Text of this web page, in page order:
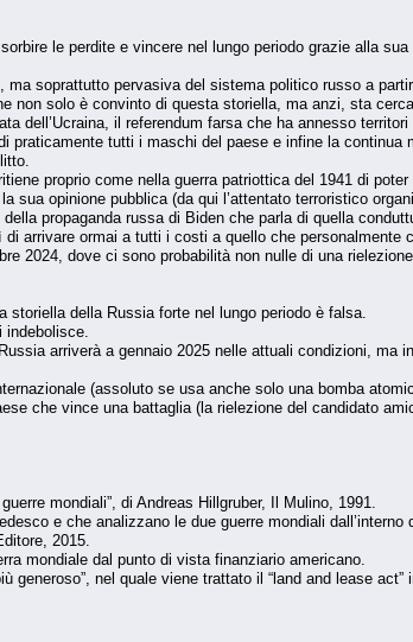
le perdite e vincere nel lungo periodo grazie alla
soprattutto pervasiva del sistema politico russo a
non solo è convinto di questa storiella, ma anzi, sta
dell’Ucraina, il referendum farsa che ha annesso
praticamente tutti i maschi del paese e infine la
proprio come nella guerra patriottica del 1941 di poter
sua opinione pubblica (da qui l’attentato terroristico
propaganda russa di Biden che parla di quella
arrivare ormai a tutti i costi a quello che personalmente
2024, dove ci sono probabilità non nulle di una
della Russia forte nel lungo periodo è falsa.
arriverà a gennaio 2025 nelle attuali condizioni, ma
(assoluto se usa anche solo una bomba
che vince una battaglia (la rielezione del candidato
mondiali”, di Andreas Hillgruber, Il Mulino, 1991.
e che analizzano le due guerre mondiali dall’interno
2015.
mondiale dal punto di vista finanziario americano.
generoso”, nel quale viene trattato il “land and lease act”